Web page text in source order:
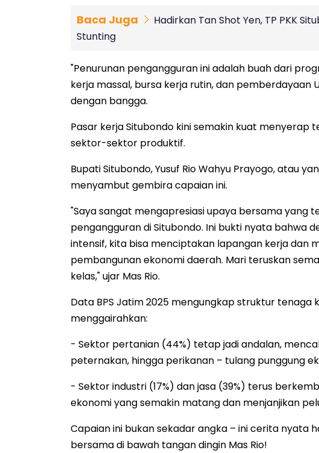
Baca Juga
Hadirkan Tan Shot Yen, TP PKK
Stunting
"Penurunan pengangguran ini adalah buah dari
kerja massal, bursa kerja rutin, dan pemberdayaan
dengan bangga.
Pasar kerja Situbondo kini semakin kuat menyerap
sektor-sektor produktif.
Bupati Situbondo, Yusuf Rio Wahyu Prayogo, atau
menyambut gembira capaian ini.
"Saya sangat mengapresiasi upaya bersama yang
pengangguran di Situbondo. Ini bukti nyata bahwa
intensif, kita bisa menciptakan lapangan kerja dan
pembangunan ekonomi daerah. Mari teruskan
kelas," ujar Mas Rio.
Data BPS Jatim 2025 mengungkap struktur tenaga
menggairahkan:
- Sektor pertanian (44%) tetap jadi andalan,
peternakan, hingga perikanan – tulang punggung
- Sektor industri (17%) dan jasa (39%) terus
ekonomi yang semakin matang dan menjanjikan
Capaian ini bukan sekadar angka – ini cerita nyata
bersama di bawah tangan dingin Mas Rio!